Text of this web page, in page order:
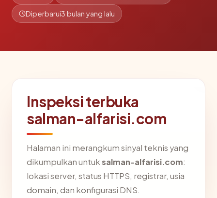
Diperbarui3 bulan yang lalu
Inspeksi terbuka
salman-alfarisi.com
Halaman ini merangkum sinyal teknis yang
dikumpulkan untuksalman-alfarisi.com:
lokasi server, status HTTPS, registrar, usia
domain, dan konfigurasi DNS.